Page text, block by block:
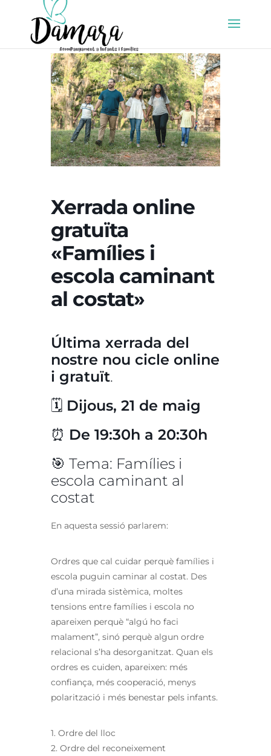
Xerrada online
gratuïta
«Famílies i
escola caminant
al costat»
Última xerrada del
nostre nou cicle online
i gratuït.
🗓 Dijous, 21 de maig
⏰ De 19:30h a 20:30h
🎯 Tema: Famílies i
escola caminant al
costat
En aquesta sessió parlarem:
Ordres que cal cuidar perquè famílies i
escola puguin caminar al costat. Des
d’una mirada sistèmica, moltes
tensions entre famílies i escola no
apareixen perquè “algú ho faci
malament”, sinó perquè algun ordre
relacional s’ha desorganitzat. Quan els
ordres es cuiden, apareixen: més
confiança, més cooperació, menys
polarització i més benestar pels infants.
1. Ordre del lloc
2. Ordre del reconeixement